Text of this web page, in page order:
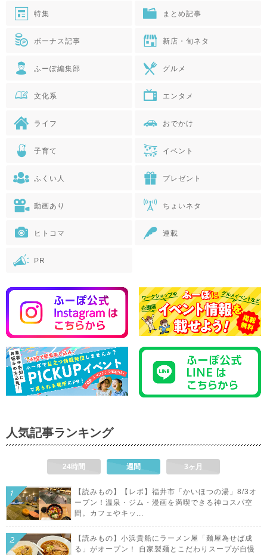
特集 まとめ記事
ボーナス記事 新店・旬ネタ
ふーぽ編集部 グルメ
文化系 エンタメ
ライフ おでかけ
子育て イベント
ふくい人 プレゼント
動画あり ちょいネタ
ヒトコマ 連載
PR
人気記事ランキング
24時間 週間 3ヶ月
【読みもの】【レポ】福井市「かいほつの湯」8/3オ
ープン！温泉・ジム・漫画を満喫できる神コスパ空
間。カフェやキッ...
【読みもの】小浜貴船にラーメン屋「麺屋為せば成
る」がオープン！ 自家製麺とこだわりスープが自慢